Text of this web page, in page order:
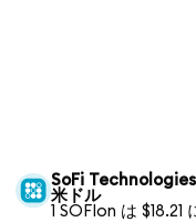
SoFi
米ドル
1 SOFIon は $18.21